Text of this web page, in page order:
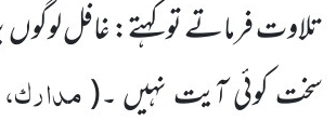
تلاوت فرماتےتو کہتے: غافل لوگوں
سخت کوئی آیت نہیں ۔(